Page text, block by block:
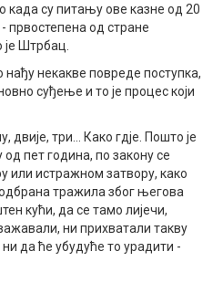
када су питању ове казне од 20
првостепена од стране
је Штрбац.
нађу некакве повреде поступка,
суђење и то је процес који
двије, три... Како гдје. Пошто је
пет година, по закону се
или истражном затвору, како
тражила због његова
кући, да се тамо лијечи,
ни прихватали такву
ни да ће убудуће то урадити -